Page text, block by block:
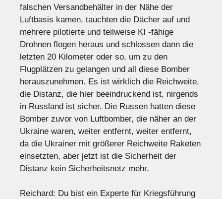
falschen Versandbehälter in der Nähe der
Luftbasis kamen, tauchten die Dächer auf und
mehrere pilotierte und teilweise KI -fähige
Drohnen flogen heraus und schlossen dann die
letzten 20 Kilometer oder so, um zu den
Flugplätzen zu gelangen und all diese Bomber
herauszunehmen. Es ist wirklich die Reichweite,
die Distanz, die hier beeindruckend ist, nirgends
in Russland ist sicher. Die Russen hatten diese
Bomber zuvor von Luftbomber, die näher an der
Ukraine waren, weiter entfernt, weiter entfernt,
da die Ukrainer mit größerer Reichweite Raketen
einsetzten, aber jetzt ist die Sicherheit der
Distanz kein Sicherheitsnetz mehr.
Reichard: Du bist ein Experte für Kriegsführung